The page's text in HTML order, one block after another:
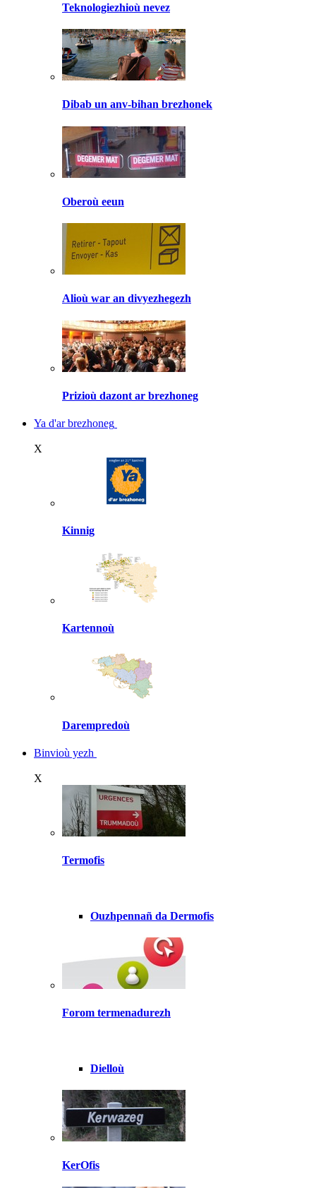
Teknologiezhioù nevez
Dibab un anv-bihan brezhonek
Oberoù eeun
Alioù war an divyezhegezh
Prizioù dazont ar brezhoneg
Ya d'ar brezhoneg
X
Kinnig
Kartennoù
Darempredoù
Binvioù yezh
X
Termofis
Ouzhpennañ da Dermofis
Forom termenadurezh
Dielloù
KerOfis